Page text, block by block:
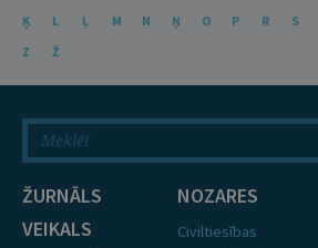
Ķ
L Ļ M N Ņ O P R S
Z
Ž
ŽURNĀLS
VEIKALS
NOZARES
Civiltiesības